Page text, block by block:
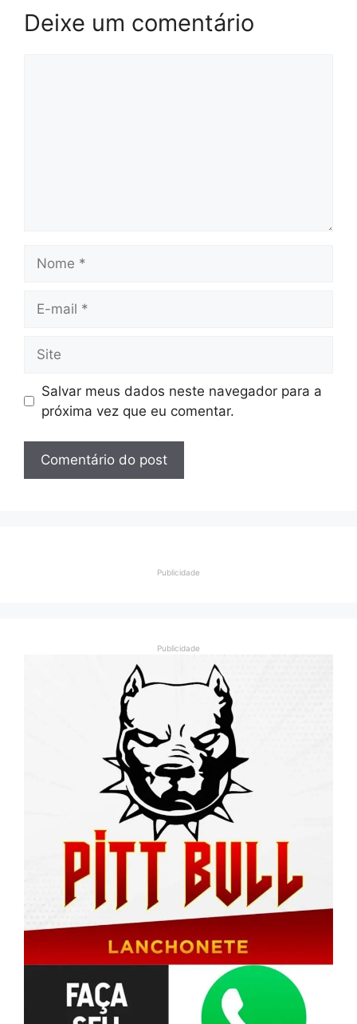
Deixe um comentário
mail
Salvar meus dados neste navegador para a
próxima vez que eu comentar.
Publicidade
Publicidade